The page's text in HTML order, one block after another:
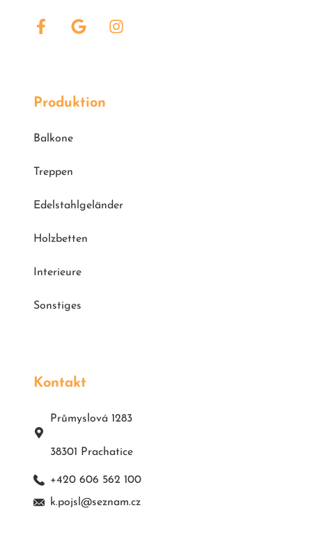
Produktion
Balkone
Treppen
Edelstahlgeländer
Holzbetten
Interieure
Sonstiges
Kontakt
Průmyslová 1283
38301 Prachatice
+420 606 562 100
k.pojsl@seznam.cz